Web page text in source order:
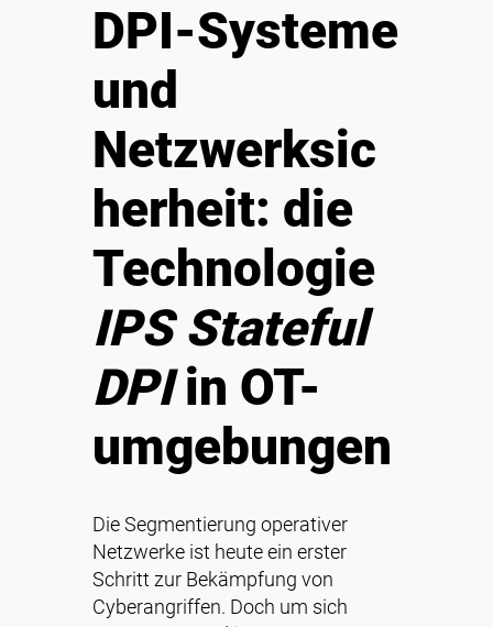
DPI-Systeme
und
Netzwerksic
herheit: die
Technologie
IPS Stateful
DPIin OT-
umgebungen
Die Segmentierung operativer
Netzwerke ist heute ein erster
Schritt zur Bekämpfung von
Cyberangriffen. Doch um sich